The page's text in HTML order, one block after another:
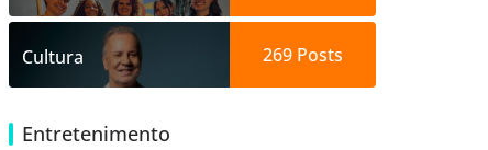
Cultura 269Posts
Entretenimento